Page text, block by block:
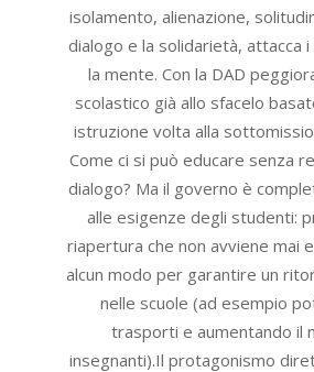
isolamento, alienazione,
dialogo e la solidarietà, attacca
la mente. Con la DAD
scolastico già allo sfacelo
istruzione volta alla
Come ci si può educare senza
dialogo? Ma il governo è
alle esigenze degli studenti:
riapertura che non avviene mai
alcun modo per garantire un
nelle scuole (ad esempio
trasporti e aumentando il
insegnanti).Il protagonismo